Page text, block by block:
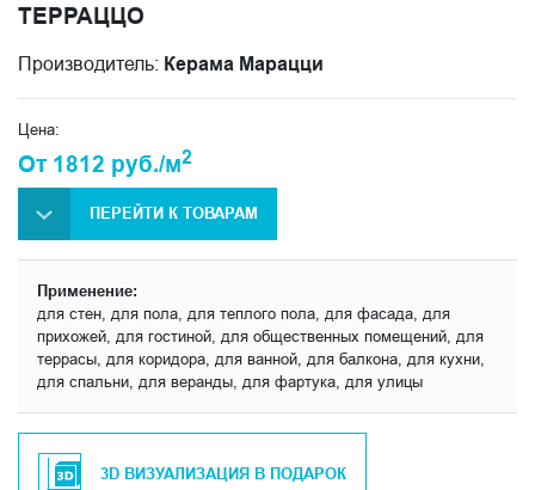
ТЕРРАЦЦО
Производитель: Керама Марацци
Цена:
От 1812 руб./м2
ПЕРЕЙТИ К ТОВАРАМ
Применение:
для стен, для пола, для теплого пола, для фасада, для
прихожей, для гостиной, для общественных помещений, для
террасы, для коридора, для ванной, для балкона, для кухни,
для спальни, для веранды, для фартука, для улицы
3D ВИЗУАЛИЗАЦИЯ В ПОДАРОК